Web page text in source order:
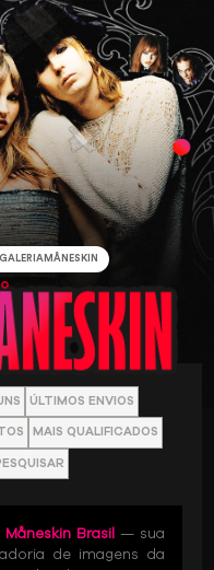
GALERIAMÅNESKIN
ÚLTIMOS ENVIOS
MAIS QUALIFICADOS
Måneskin Brasil— sua
de imagens da